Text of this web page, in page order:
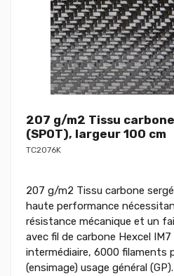
207 g/m2 Tissu
(SPOT), largeur 100 cm
TC2076K
207 g/m2 Tissu carbone
haute performance
résistance mécanique et un
avec fil de carbone Hexcel IM7
intermédiaire, 6000 filaments
(ensimage) usage général